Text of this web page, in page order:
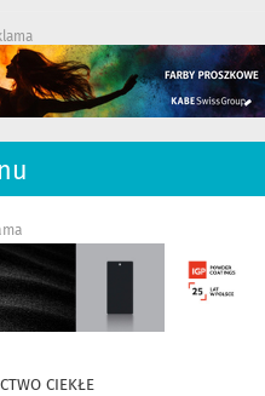
CIEKŁE